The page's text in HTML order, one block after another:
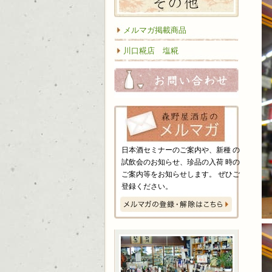
メルマガ掲載商品
川口糀店 塩糀
お問
日本酒セミナーのご案内や、新種 の
試飲会のお知らせ、珍品の入荷 時の
ご案内等をお知らせします。 ぜひご
登録ください。